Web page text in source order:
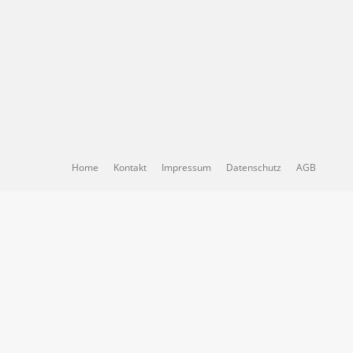
Home Kontakt Impressum Datenschutz AGB